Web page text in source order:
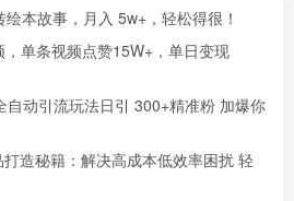
本故事，月入 5w+，轻松得很！
单条视频点赞15W+，单日变现
自动引流玩法日引 300+精准粉 加爆你
造秘籍：解决高成本低效率困扰 轻